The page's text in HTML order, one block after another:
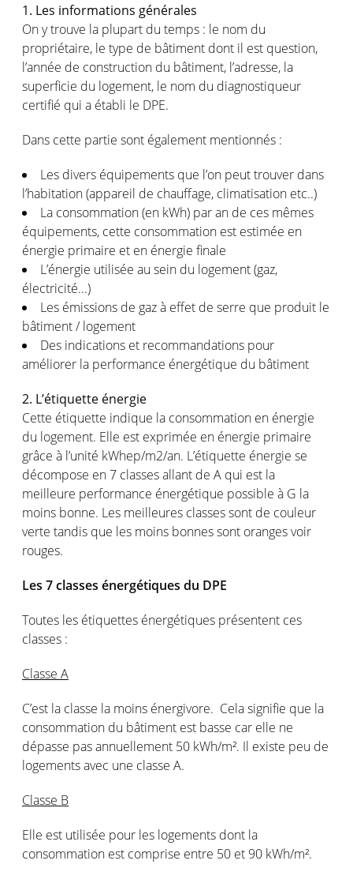
1. Les informations générales
On y trouve la plupart du temps : le nom du
propriétaire, le type de bâtiment dont il est question,
l’année de construction du bâtiment, l’adresse, la
superficie du logement, le nom du diagnostiqueur
certifié qui a établi le DPE.
Dans cette partie sont également mentionnés :
Les divers équipements que l’on peut trouver dans
l’habitation (appareil de chauffage, climatisation etc..)
La consommation (en kWh) par an de ces mêmes
équipements, cette consommation est estimée en
énergie primaire et en énergie finale
L’énergie utilisée au sein du logement (gaz,
électricité...)
Les émissions de gaz à effet de serre que produit le
bâtiment / logement
Des indications et recommandations pour
améliorer la performance énergétique du bâtiment
2. L’étiquette énergie
Cette étiquette indique la consommation en énergie
du logement. Elle est exprimée en énergie primaire
grâce à l’unité kWhep/m2/an. L’étiquette énergie se
décompose en 7 classes allant de A qui est la
meilleure performance énergétique possible à G la
moins bonne. Les meilleures classes sont de couleur
verte tandis que les moins bonnes sont oranges voir
rouges.
Les 7 classes énergétiques du DPE
Toutes les étiquettes énergétiques présentent ces
classes :
Classe A
C’est la classe la moins énergivore. Cela signifie que la
consommation du bâtiment est basse car elle ne
dépasse pas annuellement 50 kWh/m². Il existe peu de
logements avec une classe A.
Classe B
Elle est utilisée pour les logements dont la
consommation est comprise entre 50 et 90 kWh/m².